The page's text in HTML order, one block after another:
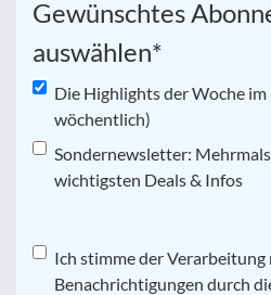
Gewünschtes
auswählen*
Die Highlights der Woche
wöchentlich)
Sondernewsletter:
wichtigsten Deals & Infos
Datenschutz*
Ich stimme der
Benachrichtigungen durch